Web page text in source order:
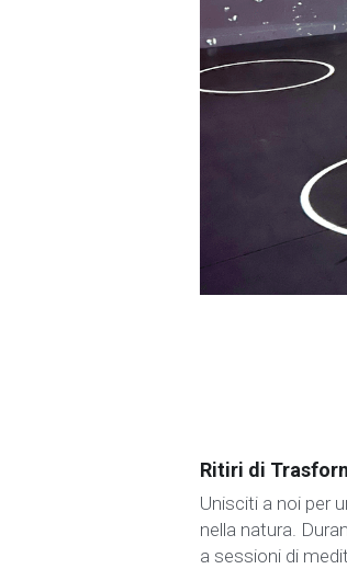
Ritiri di
Unisciti a noi per
nella natura.
a sessioni di